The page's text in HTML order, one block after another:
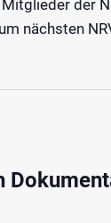
der
nächsten